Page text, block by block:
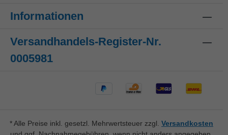
Informationen
Versandhandels-Register-Nr.
0005981
* Alle Preise inkl. gesetzl. Mehrwertsteuer zzgl. Versandkosten